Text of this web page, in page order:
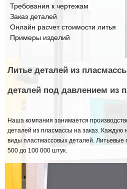
Требования к чертежам
Заказ деталей
Онлайн расчет стоимости литья
Примеры изделий
Литье деталей из
деталей под давлением из
Наша компания занимается
деталей из пласмассы на заказ.
виды пластмассовых деталей. Литьевые
500 до 100 000 штук.